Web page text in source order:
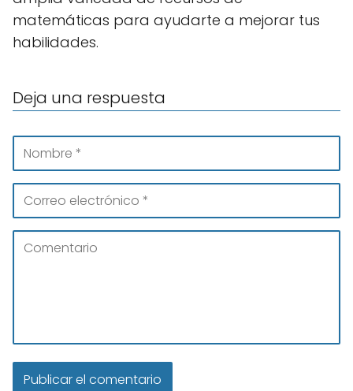
matemáticas para ayudarte a mejorar tus
habilidades.
Deja una respuesta